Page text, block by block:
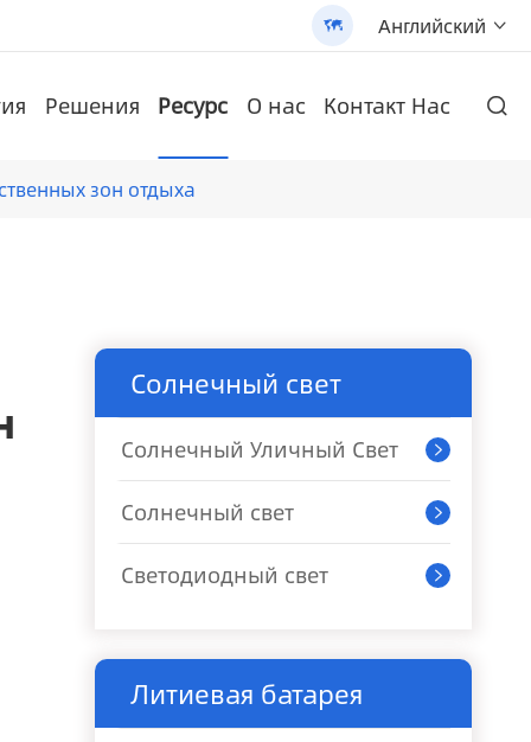
 Английский 
Решения Ресурс О нас Контакт Нас 
зон отдыха
Солнечный свет
Солнечный Уличный Свет 
Солнечный свет 
Светодиодный свет 
Литиевая батарея